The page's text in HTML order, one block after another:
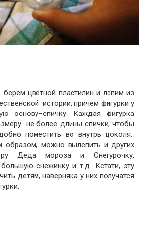
берем цветной пластилин и лепим из
истории, причем фигурки у
основу–спичку. Каждая фигурка
не более длины спички, чтобы
поместить во внутрь цоколя.
образом, можно вылепить и других
Деда мороза и Снегурочку,
снежинку и т.д. Кстати, эту
детям, наверняка у них получатся